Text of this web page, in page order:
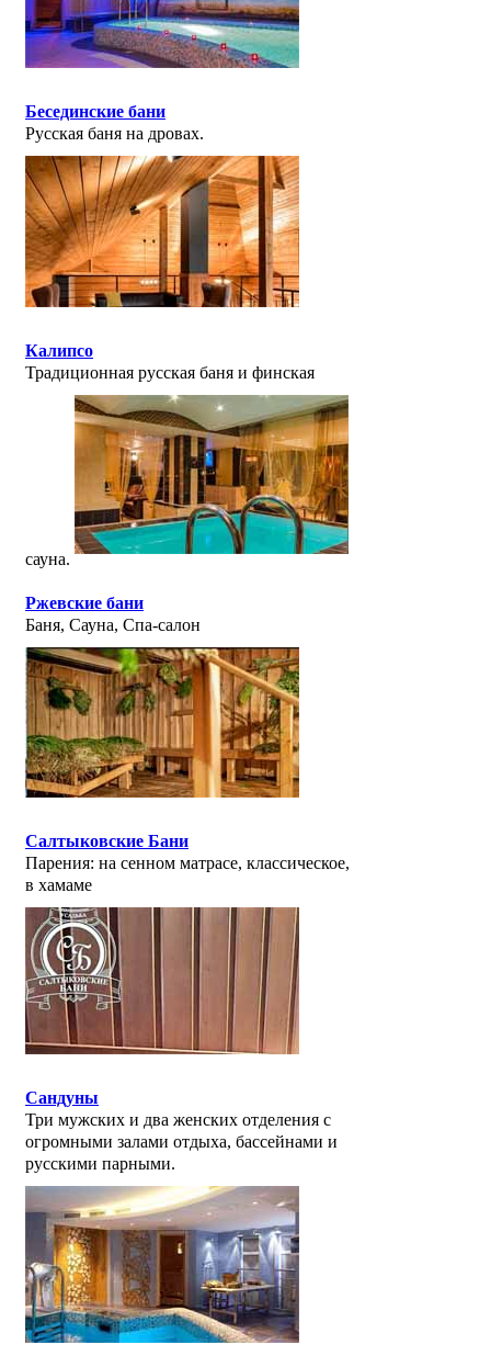
Бесединские бани
Русская баня на дровах.
Калипсо
Традиционная русская баня и финская
сауна.
Ржевские бани
Баня, Сауна, Спа-салон
Салтыковские Бани
Парения: на сенном матрасе, классическое,
в хамаме
Сандуны
Три мужских и два женских отделения с
огромными залами отдыха, бассейнами и
русскими парными.